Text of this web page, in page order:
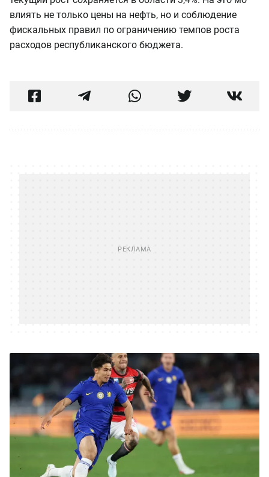
влиять не только цены на нефть, но и соблюдение
фискальных правил по ограничению темпов роста
расходов республиканского бюджета.